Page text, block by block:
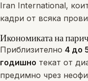
Iran International,
кадри от всяка
Икономиката на
Приблизително 4 до
годишно текат от
предимно чрез